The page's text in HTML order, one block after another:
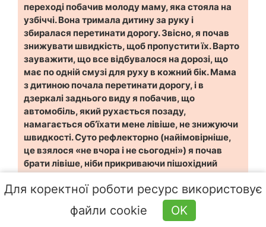
переході побачив молоду маму, яка стояла на
узбіччі. Вона тримала дитину за руку і
збиралася перетинати дорогу. Звісно, я почав
знижувати швидкість, щоб пропустити їх. Варто
зауважити, що все відбувалося на дорозі, що
має по одній смузі для руху в кожний бік. Мама
з дитиною почала перетинати дорогу, і в
дзеркалі заднього виду я побачив, що
автомобіль, який рухається позаду,
намагається об’їхати мене лівіше, не знижуючи
швидкості. Суто рефлекторно (найімовірніше,
це взялося «не вчора і не сьогодні») я почав
брати лівіше, ніби прикриваючи пішохідний
перехід і не даючи себе обігнати. У результаті
пішоходи спокійно перетнули дорогу, але
потрібно було бачити обличчя дівчини за
кермом автомобіля, яка промчала-таки повз
Для коректної роботи ресурс використовує
файли cookie
OK